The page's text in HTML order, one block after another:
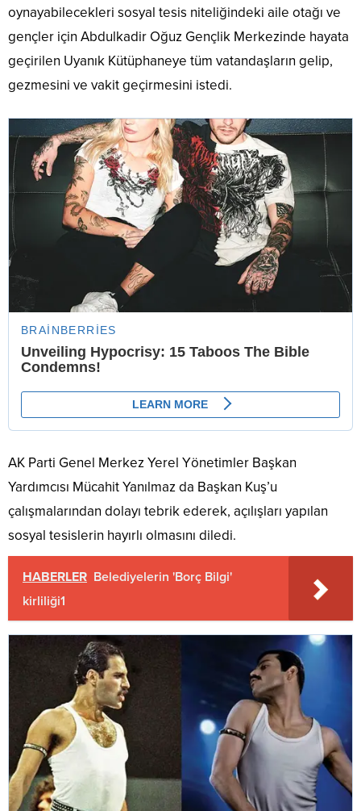
oynayabilecekleri sosyal tesis niteliğindeki aile otağı ve
gençler için Abdulkadir Oğuz Gençlik Merkezinde hayata
geçirilen Uyanık Kütüphaneye tüm vatandaşların gelip,
gezmesini ve vakit geçirmesini istedi.
AK Parti Genel Merkez Yerel Yönetimler Başkan
Yardımcısı Mücahit Yanılmaz da Başkan Kuş’u
çalışmalarından dolayı tebrik ederek, açılışları yapılan
sosyal tesislerin hayırlı olmasını diledi.
HABERLER Belediyelerin 'Borç Bilgi'
kirliliği1